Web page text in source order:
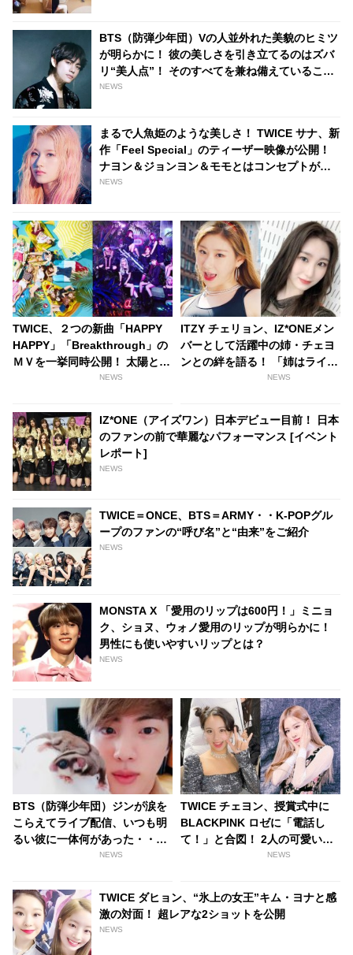
BTS（防弾少年団）Vの人並外れた美貌のヒミツ
が明らかに！ 彼の美しさを引き立てるのはズバ
リ“美人点”！ そのすべてを兼ね備えていること
が判明
NEWS
まるで人魚姫のような美しさ！ TWICE サナ、新
作「Feel Special」のティーザー映像が公開！
ナヨン＆ジョンヨン＆モモとはコンセプトがち
ょっぴり違う・・？
NEWS
TWICE、２つの新曲「HAPPY
HAPPY」「Breakthrough」の
ＭＶを一挙同時公開！ 太陽と
月… 二つの異なるコンセプトに
NEWS
ITZY チェリョン、IZ*ONEメン
バーとして活躍中の姉・チェヨ
ンとの絆を語る！ 「姉はライバ
ルなんかじゃなくて・・」
NEWS
IZ*ONE（アイズワン）日本デビュー目前！ 日本
のファンの前で華麗なパフォーマンス [イベント
レポート]
NEWS
TWICE＝ONCE、BTS＝ARMY・・K-POPグル
ープのファンの“呼び名”と“由来”をご紹介
NEWS
MONSTA X 「愛用のリップは600円！」ミニョ
ク、ショヌ、ウォノ愛用のリップが明らかに！
男性にも使いやすいリップとは？
NEWS
BTS（防弾少年団）ジンが涙を
こらえてライブ配信、いつも明
るい彼に一体何があった・・？
NEWS
TWICE チェヨン、授賞式中に
BLACKPINK ロゼに「電話し
て！」と合図！ 2人の可愛いや
NEWS
TWICE ダヒョン、“氷上の女王”キム・ヨナと感
激の対面！ 超レアな2ショットを公開
NEWS